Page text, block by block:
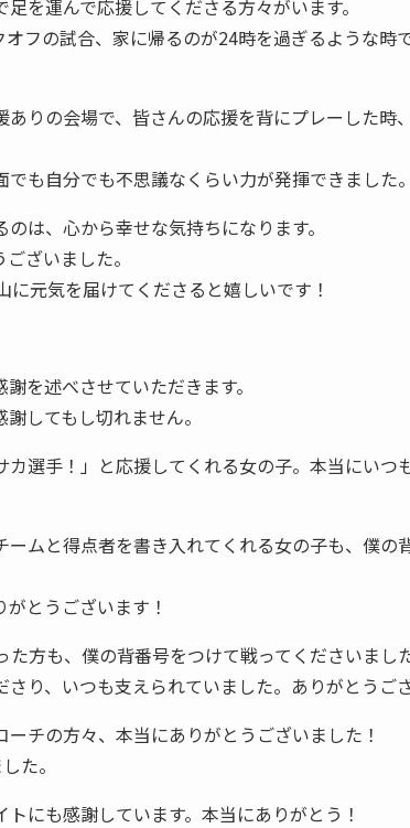
を運んで応援してくださる方々がいます。
フの試合、家に帰るのが24時を過ぎるような時
りの会場で、皆さんの応援を背にプレーした時
も自分でも不思議なくらい力が発揮できました
は、心から幸せな気持ちになります。
ざいました。
に元気を届けてくださると嬉しいです！
を述べさせていただきます。
してもし切れません。
選手！」と応援してくれる女の子。本当にいつ
ムと得点者を書き入れてくれる女の子も、僕の
とうございます！
方も、僕の背番号をつけて戦ってくださいまし
り、いつも支えられていました。ありがとうご
チの方々、本当にありがとうございました！
た。
にも感謝しています。本当にありがとう！